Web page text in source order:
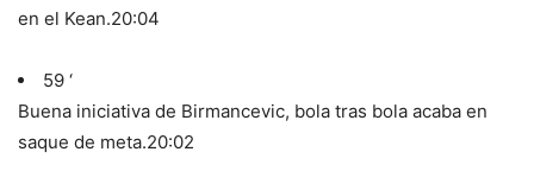
en el Kean.20:04
59 ‘
Buena iniciativa de Birmancevic, bola tras bola acaba en
saque de meta.20:02